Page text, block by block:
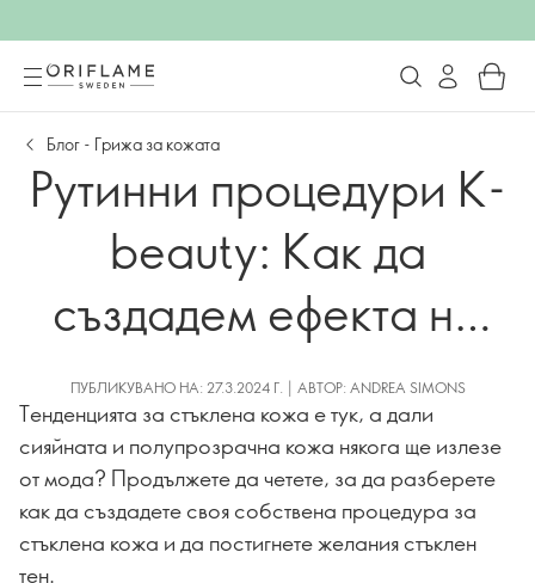
Блог - Грижа за кожата
Рутинни процедури K-
beauty: Как да
създадем ефекта на
стъклената кожа
ПУБЛИКУВАНО НА: 27.3.2024 Г. | АВТОР: ANDREA SIMONS
Тенденцията за стъклена кожа е тук, а дали
сияйната и полупрозрачна кожа някога ще излезе
от мода? Продължете да четете, за да разберете
как да създадете своя собствена процедура за
стъклена кожа и да постигнете желания стъклен
тен.